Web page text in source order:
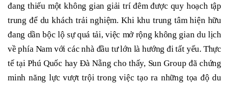
đang thiếu một không gian giải trí đêm được quy hoạch tập
trung để du khách trải nghiệm. Khi khu trung tâm hiện hữu
đang dần bộc lộ sự quá tải, việc mở rộng không gian du lịch
về phía Nam với các nhà đầu tư lớn là hướng đi tất yếu. Thực
tế tại Phú Quốc hay Đà Nẵng cho thấy, Sun Group đã chứng
minh năng lực vượt trội trong việc tạo ra những tọa độ du